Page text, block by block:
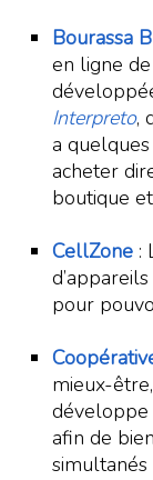
Bourassa
en ligne
Interpreto,
a
acheter
boutique
CellZone :
pour
mieux-
afin de
simultanés